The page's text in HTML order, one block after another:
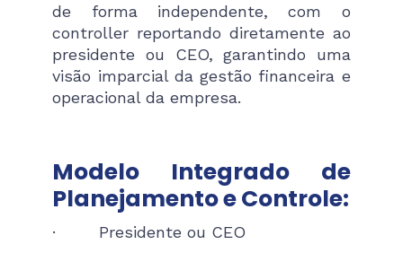
de forma independente, com o
controller reportando diretamente ao
presidente ou CEO, garantindo uma
visão imparcial da gestão financeira e
operacional da empresa.
Modelo Integrado de
Planejamento e Controle:
· Presidente ou CEO